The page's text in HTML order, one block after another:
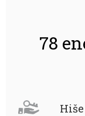
78